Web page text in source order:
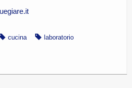
cucina laboratorio